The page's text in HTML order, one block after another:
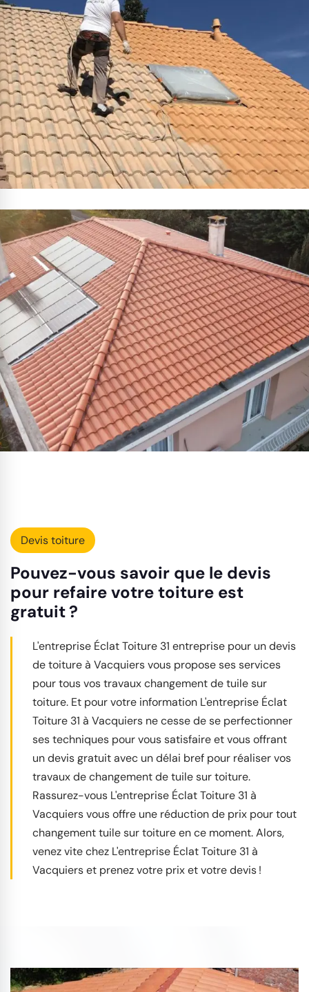
Devis toiture
Pouvez-vous savoir que le devis
pour refaire votre toiture est
gratuit ?
L'entreprise Éclat Toiture 31 entreprise pour un devis
de toiture à Vacquiers vous propose ses services
pour tous vos travaux changement de tuile sur
toiture. Et pour votre information L'entreprise Éclat
Toiture 31 à Vacquiers ne cesse de se perfectionner
ses techniques pour vous satisfaire et vous offrant
un devis gratuit avec un délai bref pour réaliser vos
travaux de changement de tuile sur toiture.
Rassurez-vous L'entreprise Éclat Toiture 31 à
Vacquiers vous offre une réduction de prix pour tout
changement tuile sur toiture en ce moment. Alors,
venez vite chez L'entreprise Éclat Toiture 31 à
Vacquiers et prenez votre prix et votre devis !